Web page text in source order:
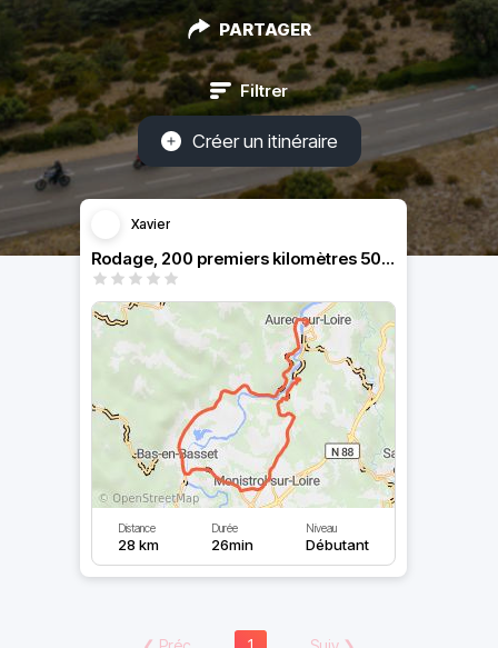
PARTAGER
Filtrer
Créer un itinéraire
Xavier
Rodage, 200 premiers kilomètres 50 cm³
Distance
28 km
Durée
26min
Niveau
Débutant